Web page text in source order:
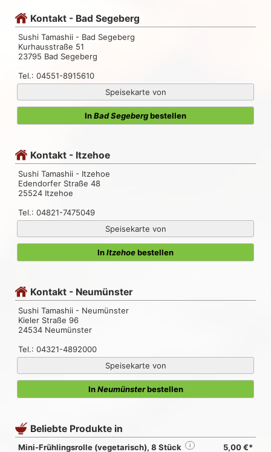
Kontakt - Bad Segeberg
Sushi Tamashii - Bad Segeberg
Kurhausstraße 51
23795 Bad Segeberg
Tel.: 04551-8915610
Speisekarte von
InBad Segebergbestellen
Kontakt - Itzehoe
Sushi Tamashii - Itzehoe
Edendorfer Straße 48
25524 Itzehoe
Tel.: 04821-7475049
Speisekarte von
InItzehoebestellen
Kontakt - Neumünster
Sushi Tamashii - Neumünster
Kieler Straße 96
24534 Neumünster
Tel.: 04321-4892000
Speisekarte von
InNeumünsterbestellen
Beliebte Produkte in
Mini-Frühlingsrolle (vegetarisch), 8 Stück i 5,00 €*